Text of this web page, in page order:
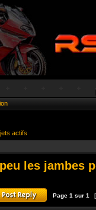
actifs
les jambes
un nouveau sujetRépondre au
Page 1 sur 1